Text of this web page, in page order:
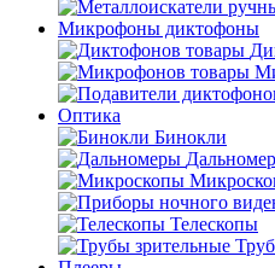
Микрофоны диктофоны
Оптика
Бинокли
Телескопы